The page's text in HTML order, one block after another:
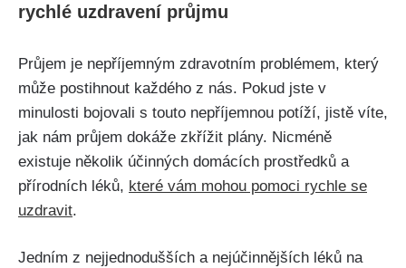
rychlé uzdravení průjmu
Průjem je nepříjemným zdravotním problémem,‍ který
může postihnout každého z nás. Pokud jste v
minulosti bojovali s touto⁣ nepříjemnou potíží, jistě víte,
jak ‍nám průjem dokáže zkřížit plány. Nicméně
existuje několik účinných domácích prostředků a⁣
přírodních léků, které vám mohou pomoci rychle se
uzdravit.
Jedním z nejjednodušších a nejúčinnějších léků na